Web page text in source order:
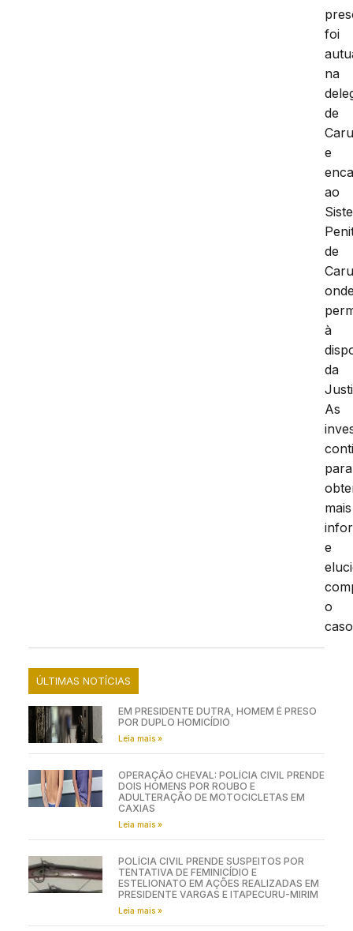
foi
na
de
e
ao
de
à
da
As
para
mais
e
o
ÚLTIMAS NOTÍCIAS
EM PRESIDENTE DUTRA, HOMEM É PRESO
POR DUPLO HOMICÍDIO
Leia mais »
OPERAÇÃO CHEVAL: POLÍCIA CIVIL PRENDE
DOIS HOMENS POR ROUBO E
ADULTERAÇÃO DE MOTOCICLETAS EM
CAXIAS
Leia mais »
POLÍCIA CIVIL PRENDE SUSPEITOS POR
TENTATIVA DE FEMINICÍDIO E
ESTELIONATO EM AÇÕES REALIZADAS EM
PRESIDENTE VARGAS E ITAPECURU-MIRIM
Leia mais »